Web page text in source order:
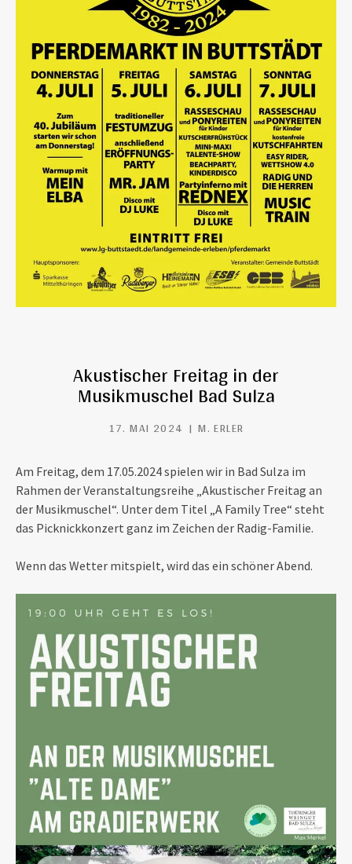
Akustischer Freitag in der
Musikmuschel Bad Sulza
17. MAI 2024 M. ERLER
Am Freitag, dem 17.05.2024 spielen wir in Bad Sulza im
Rahmen der Veranstaltungsreihe „Akustischer Freitag an
der Musikmuschel“. Unter dem Titel „A Family Tree“ steht
das Picknickkonzert ganz im Zeichen der Radig-Familie.
Wenn das Wetter mitspielt, wird das ein schöner Abend.